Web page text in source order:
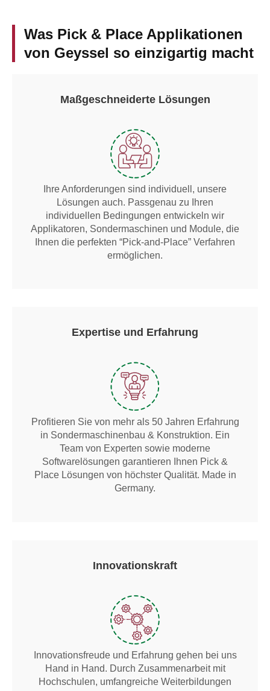
Was Pick & Place Applikationen
von Geyssel so einzigartig macht
Maßgeschneiderte Lösungen
Ihre Anforderungen sind individuell, unsere
Lösungen auch. Passgenau zu Ihren
individuellen Bedingungen entwickeln wir
Applikatoren, Sondermaschinen und Module, die
Ihnen die perfekten “Pick-and-Place” Verfahren
ermöglichen.
Expertise und Erfahrung
Profitieren Sie von mehr als 50 Jahren Erfahrung
in Sondermaschinenbau & Konstruktion. Ein
Team von Experten sowie moderne
Softwarelösungen garantieren Ihnen Pick &
Place Lösungen von höchster Qualität. Made in
Germany.
Innovationskraft
Innovationsfreude und Erfahrung gehen bei uns
Hand in Hand. Durch Zusammenarbeit mit
Hochschulen, umfangreiche Weiterbildungen